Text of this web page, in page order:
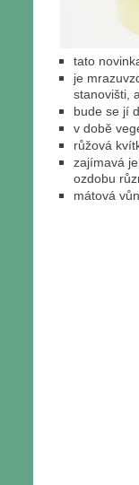
tato
je
stanovišti,
bude se jí
v době
růžová
zajímavá
ozdobu
mátová